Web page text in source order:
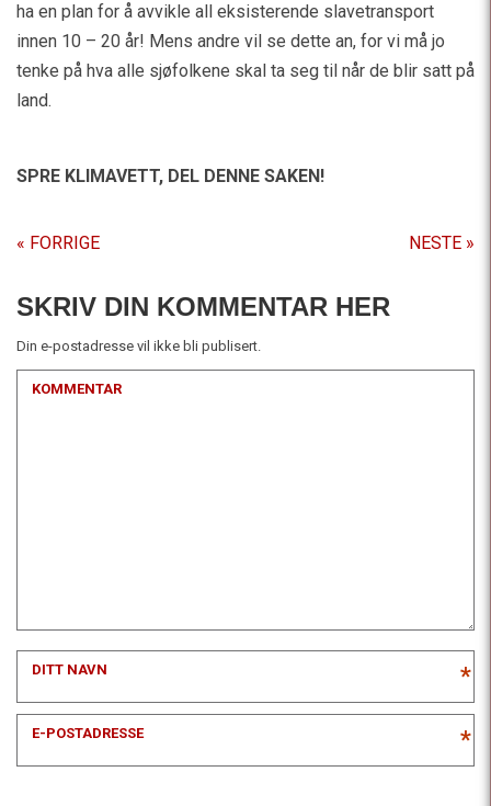
ha en plan for å avvikle all eksisterende slavetransport
innen 10 – 20 år! Mens andre vil se dette an, for vi må jo
tenke på hva alle sjøfolkene skal ta seg til når de blir satt på
land.
SPRE KLIMAVETT, DEL DENNE SAKEN!
« FORRIGE NESTE »
SKRIV DIN KOMMENTAR HER
Din e-postadresse vil ikke bli publisert.
KOMMENTAR
DITT NAVN *
E-POSTADRESSE *